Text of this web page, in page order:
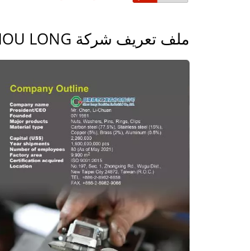
ملف تعريف شركة SHOU LONG & كتالوج